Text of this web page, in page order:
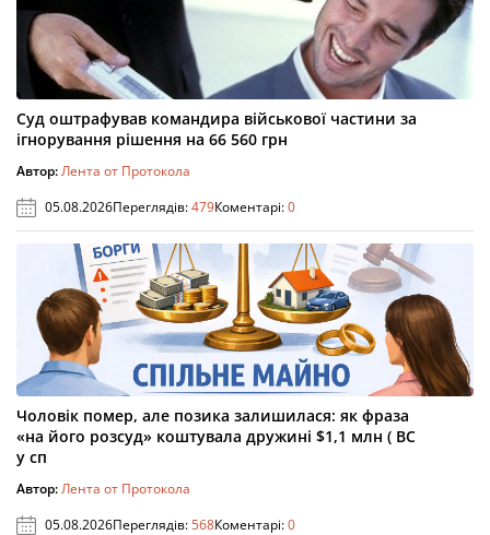
Суд оштрафував командира військової частини за
ігнорування рішення на 66 560 грн
Автор:Лента от Протокола
05.08.2026Переглядів:479Коментарі:0
Чоловік помер, але позика залишилася: як фраза
«на його розсуд» коштувала дружині $1,1 млн ( ВС
у сп
Автор:Лента от Протокола
05.08.2026Переглядів:568Коментарі:0